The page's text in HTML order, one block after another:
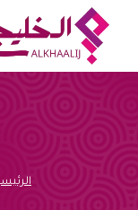
المحتوى